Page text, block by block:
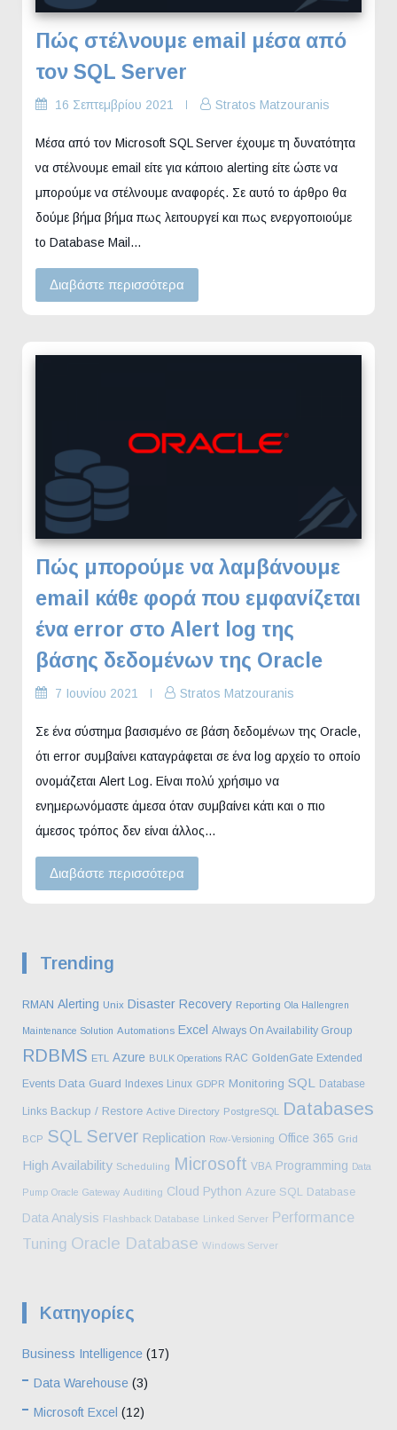
Πώς στέλνουμε email μέσα από
τον SQL Server
16 Σεπτεμβρίου 2021 Stratos Matzouranis
Μέσα από τον Microsoft SQL Server έχουμε τη δυνατότητα
να στέλνουμε email είτε για κάποιο alerting είτε ώστε να
μπορούμε να στέλνουμε αναφορές. Σε αυτό το άρθρο θα
δούμε βήμα βήμα πως λειτουργεί και πως ενεργοποιούμε
to Database Mail…
Διαβάστε περισσότερα
Πώς μπορούμε να λαμβάνουμε
email κάθε φορά που εμφανίζεται
ένα error στο Alert log της
βάσης δεδομένων της Oracle
7 Ιουνίου 2021 Stratos Matzouranis
Σε ένα σύστημα βασισμένο σε βάση δεδομένων της Oracle,
ότι error συμβαίνει καταγράφεται σε ένα log αρχείο το οποίο
ονομάζεται Alert Log. Είναι πολύ χρήσιμο να
ενημερωνόμαστε άμεσα όταν συμβαίνει κάτι και ο πιο
άμεσος τρόπος δεν είναι άλλος…
Διαβάστε περισσότερα
Trending
RMAN Alerting Unix Disaster Recovery Reporting Ola Hallengren
Maintenance Solution Automations Excel Always On Availability Group
RDBMS ETL Azure BULK Operations RAC GoldenGate Extended
Events Data Guard Indexes Linux GDPR Monitoring SQL Database
Links Backup / Restore Active Directory PostgreSQL Databases
BCP SQL Server Replication Row-Versioning Office 365 Grid
High Availability Scheduling Microsoft VBA Programming Data
Pump Oracle Gateway Auditing Cloud Python Azure SQL Database
Data Analysis Flashback Database Linked Server Performance
Tuning Oracle Database Windows Server
Kατηγορίες
Business Intelligence (17)
Data Warehouse (3)
Microsoft Excel (12)